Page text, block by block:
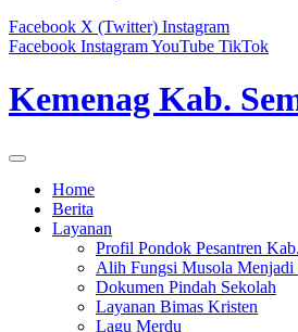
Facebook X (Twitter) Instagram
Facebook InstagramYouTube TikTok
Kemenag Kab.
Home
Berita
Layanan
Profil Pondok Pesantren
Alih Fungsi Musola Menjadi
Dokumen Pindah Sekolah
Layanan Bimas Kristen
Lagu Merdu